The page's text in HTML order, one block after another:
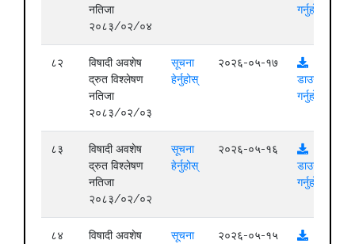
नतिजा
२०८३/०२/०४
गर्नुहोस्
८२
विषादी अवशेष
द्रुत विश्लेषण
नतिजा
२०८३/०२/०३
सूचना
हेर्नुहोस्
२०२६-०५-१७
डाउनलोड
गर्नुहोस्
८३
विषादी अवशेष
द्रुत विश्लेषण
नतिजा
२०८३/०२/०२
सूचना
हेर्नुहोस्
२०२६-०५-१६
डाउनलोड
गर्नुहोस्
८४ विषादी अवशेष सूचना २०२६-०५-१५